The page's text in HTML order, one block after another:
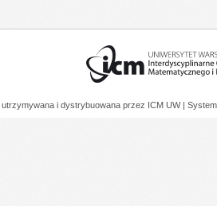
utrzymywana i dystrybuowana przez ICM UW |